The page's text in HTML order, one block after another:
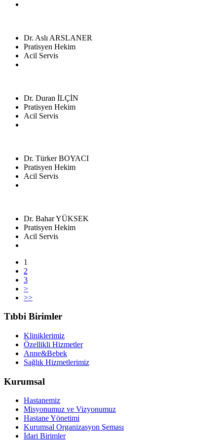
Dr. Aslı ARSLANER
Pratisyen Hekim
Acil Servis
Dr. Duran İLÇİN
Pratisyen Hekim
Acil Servis
Dr. Türker BOYACI
Pratisyen Hekim
Acil Servis
Dr. Bahar YÜKSEK
Pratisyen Hekim
Acil Servis
1
2
3
>
>>
Tıbbi Birimler
Kliniklerimiz
Özellikli Hizmetler
Anne&Bebek
Sağlık Hizmetlerimiz
Kurumsal
Hastanemiz
Misyonumuz ve Vizyonumuz
Hastane Yönetimi
Kurumsal Organizasyon Şeması
İdari Birimler